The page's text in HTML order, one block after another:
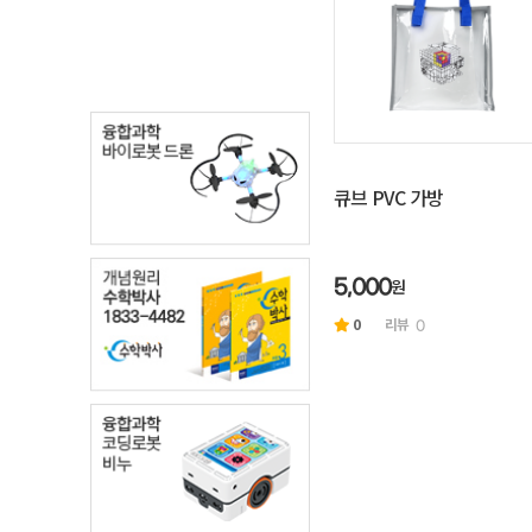
큐브 PVC 가방
5,000원
0 리뷰 0